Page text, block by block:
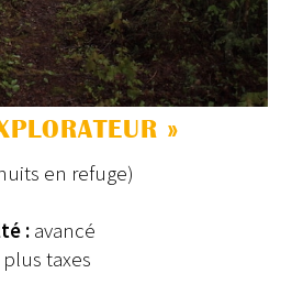
»
en refuge)
: avancé
taxes